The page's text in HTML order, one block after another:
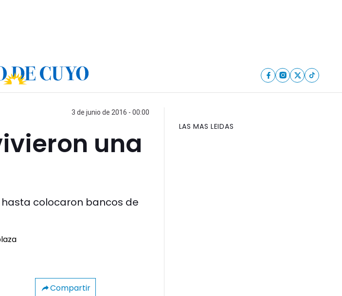
3 de junio de 2016 - 00:00
una
colocaron bancos de
Compartir
LAS MAS LEIDAS